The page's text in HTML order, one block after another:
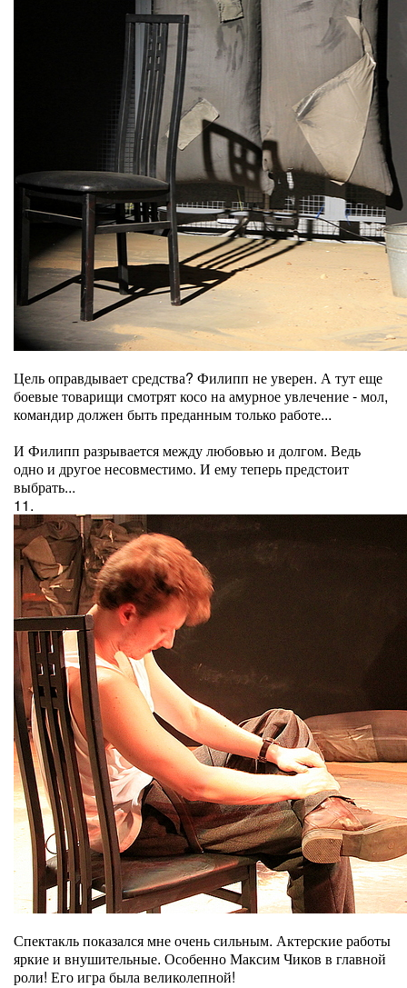
Цель оправдывает средства? Филипп не уверен. А тут еще
боевые товарищи смотрят косо на амурное увлечение - мол,
командир должен быть преданным только работе...
И Филипп разрывается между любовью и долгом. Ведь
одно и другое несовместимо. И ему теперь предстоит
выбрать...
11.
Спектакль показался мне очень сильным. Актерские работы
яркие и внушительные. Особенно Максим Чиков в главной
роли! Его игра была великолепной!